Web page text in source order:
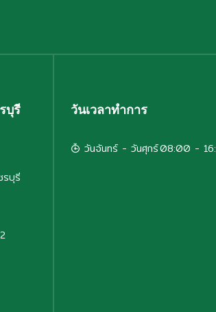
บุรี
รบุรี
วันเวลาทำการ
วันจันทร์ - วันศุกร์08:00 -